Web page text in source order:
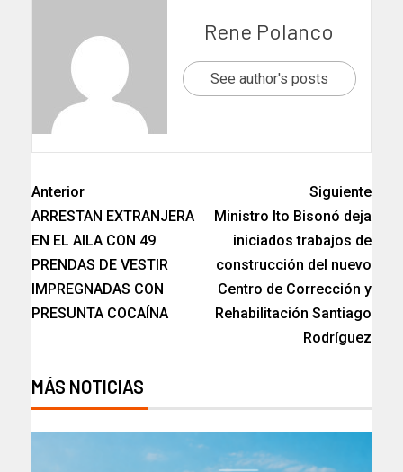
Rene Polanco
See author's posts
Anterior
ARRESTAN EXTRANJERA
EN EL AILA CON 49
PRENDAS DE VESTIR
IMPREGNADAS CON
PRESUNTA COCAÍNA
Siguiente
Ministro Ito Bisonó deja
iniciados trabajos de
construcción del nuevo
Centro de Corrección y
Rehabilitación Santiago
Rodríguez
MÁS NOTICIAS